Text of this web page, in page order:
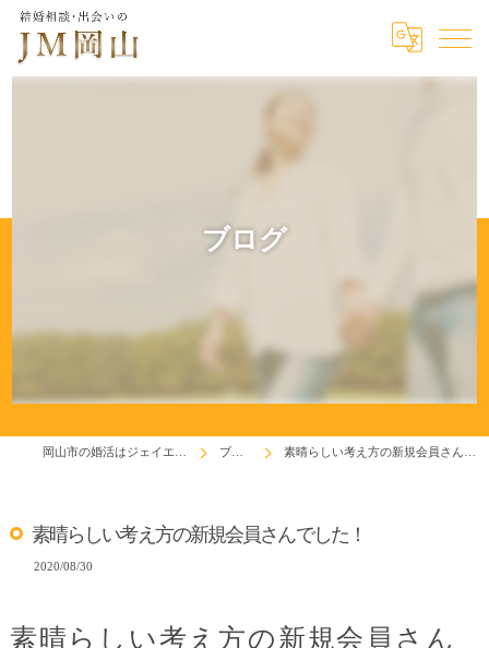
ブログ
ブログ 素晴らしい考え方の新規会員さんでした！
素晴らしい考え方の新規会員さんでした！
2020/08/30
素晴らしい考え方の新規会員さん